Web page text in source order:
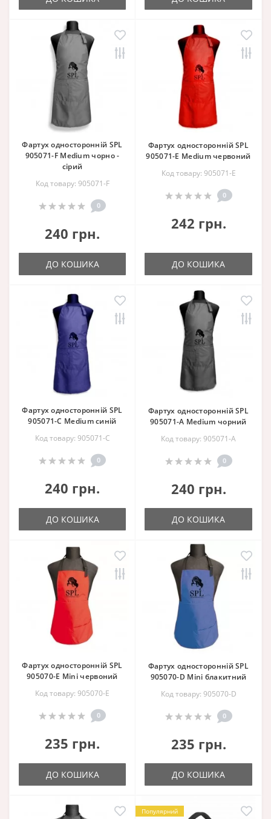
Фартух односторонній SPL
905071-F Medium чорно -
сірий
Код товару: 905071-F
0
240 грн.
ДО КОШИКА
Фартух односторонній SPL
905071-E Medium червоний
Код товару: 905071-E
0
242 грн.
ДО КОШИКА
Фартух односторонній SPL
905071-C Medium синій
Код товару: 905071-C
0
240 грн.
ДО КОШИКА
Фартух односторонній SPL
905071-A Medium чорний
Код товару: 905071-A
0
240 грн.
ДО КОШИКА
Фартух односторонній SPL
905070-E Mini червоний
Код товару: 905070-E
0
235 грн.
ДО КОШИКА
Фартух односторонній SPL
905070-D Mini блакитний
Код товару: 905070-D
0
235 грн.
ДО КОШИКА
Популярний